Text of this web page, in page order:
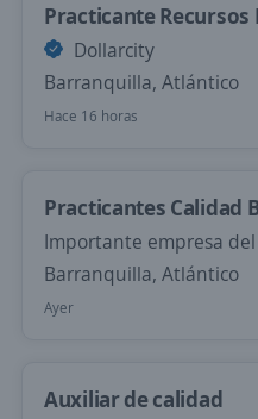
Practicante Recursos
Dollarcity
Barranquilla, Atlántico
Hace 16 horas
Practicantes Calidad
Importante empresa
Barranquilla, Atlántico
Ayer
Auxiliar de calidad